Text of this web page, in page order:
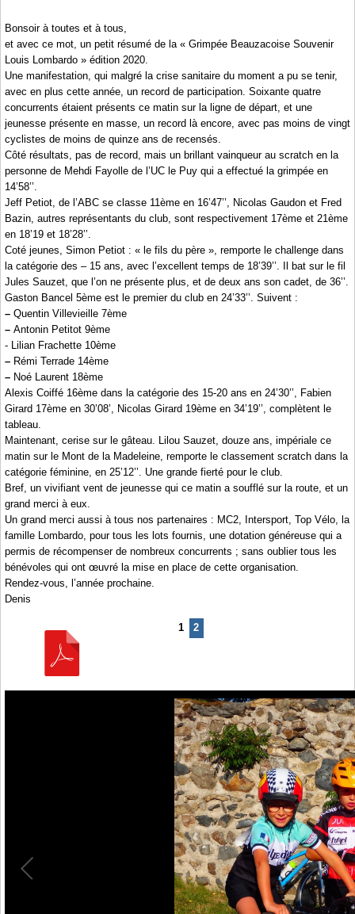
Bonsoir à toutes et à tous,
et avec ce mot, un petit résumé de la « Grimpée Beauzacoise Souvenir
Louis Lombardo » édition 2020.
Une manifestation, qui malgré la crise sanitaire du moment a pu se tenir,
avec en plus cette année, un record de participation. Soixante quatre
concurrents étaient présents ce matin sur la ligne de départ, et une
jeunesse présente en masse, un record là encore, avec pas moins de vingt
cyclistes de moins de quinze ans de recensés.
Côté résultats, pas de record, mais un brillant vainqueur au scratch en la
personne de Mehdi Fayolle de l’UC le Puy qui a effectué la grimpée en
14’58’’.
Jeff Petiot, de l’ABC se classe 11ème en 16’47’’, Nicolas Gaudon et Fred
Bazin, autres représentants du club, sont respectivement 17ème et 21ème
en 18’19 et 18’28’’.
Coté jeunes, Simon Petiot : « le fils du père », remporte le challenge dans
la catégorie des – 15 ans, avec l’excellent temps de 18’39’’. Il bat sur le fil
Jules Sauzet, que l’on ne présente plus, et de deux ans son cadet, de 36’’.
Gaston Bancel 5ème est le premier du club en 24’33’’. Suivent :
– Quentin Villevieille 7ème
– Antonin Petitot 9ème
- Lilian Frachette 10ème
– Rémi Terrade 14ème
– Noé Laurent 18ème
Alexis Coiffé 16ème dans la catégorie des 15-20 ans en 24’30’’, Fabien
Girard 17ème en 30’08’, Nicolas Girard 19ème en 34’19’’, complètent le
tableau.
Maintenant, cerise sur le gâteau. Lilou Sauzet, douze ans, impériale ce
matin sur le Mont de la Madeleine, remporte le classement scratch dans la
catégorie féminine, en 25’12’’. Une grande fierté pour le club.
Bref, un vivifiant vent de jeunesse qui ce matin a soufflé sur la route, et un
grand merci à eux.
Un grand merci aussi à tous nos partenaires : MC2, Intersport, Top Vélo, la
famille Lombardo, pour tous les lots fournis, une dotation généreuse qui a
permis de récompenser de nombreux concurrents ; sans oublier tous les
bénévoles qui ont œuvré la mise en place de cette organisation.
Rendez-vous, l’année prochaine.
Denis
1 2